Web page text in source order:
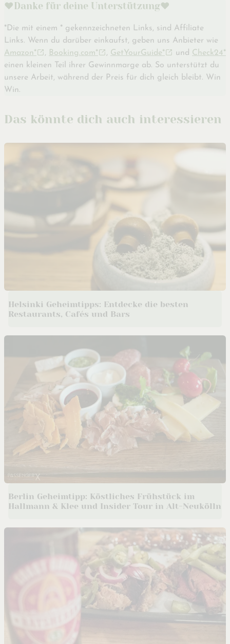
♥️Danke für deine Unterstützung♥️
*Die mit einem * gekennzeichneten Links, sind Affiliate
Links. Wenn du darüber einkaufst, geben uns Anbieter wie
Amazon*
, Booking.com* , GetYourGuide* und Check24*
einen kleinen Teil ihrer Gewinnmarge ab. So unterstützt du
unsere Arbeit, während der Preis für dich gleich bleibt. Win
Win.
Das könnte dich auch interessieren
Helsinki Geheimtipps: Entdecke die besten
Restaurants, Cafés und Bars
Berlin Geheimtipp: Köstliches Frühstück im
Hallmann & Klee und Insider Tour in Alt-Neukölln